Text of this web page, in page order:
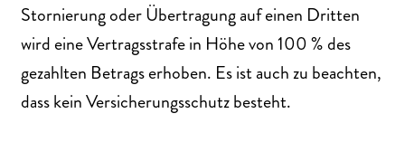
Stornierung oder Übertragung auf einen Dritten
wird eine Vertragsstrafe in Höhe von 100 % des
gezahlten Betrags erhoben. Es ist auch zu beachten,
dass kein Versicherungsschutz besteht.